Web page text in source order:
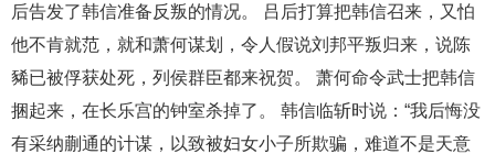
后告发了韩信准备反叛的情况。 吕后打算把韩信召来，又怕
他不肯就范，就和萧何谋划，令人假说刘邦平叛归来，说陈
豨已被俘获处死，列侯群臣都来祝贺。 萧何命令武士把韩信
捆起来，在长乐宫的钟室杀掉了。 韩信临斩时说：“我后悔没
有采纳蒯通的计谋，以致被妇女小子所欺骗，难道不是天意